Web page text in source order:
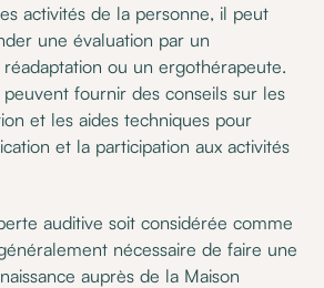
activités de la personne, il peut
une évaluation par un
ou un ergothérapeute.
fournir des conseils sur les
et les aides techniques pour
et la participation aux activités
auditive soit considérée comme
nécessaire de faire une
auprès de la Maison